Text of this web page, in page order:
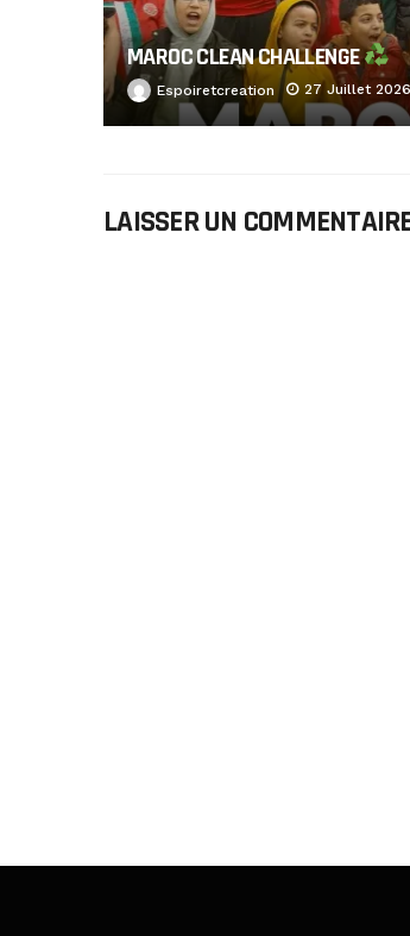
MAROC CLEAN CHALLENGE
Espoiretcreation 27 Juillet 2026
LAISSER UN